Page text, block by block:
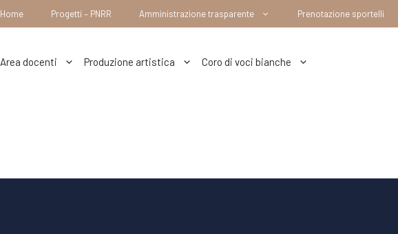
Home Progetti – PNRR Amministrazione trasparente Prenotazione sportelli
Area docenti Produzione artistica Coro di voci bianche